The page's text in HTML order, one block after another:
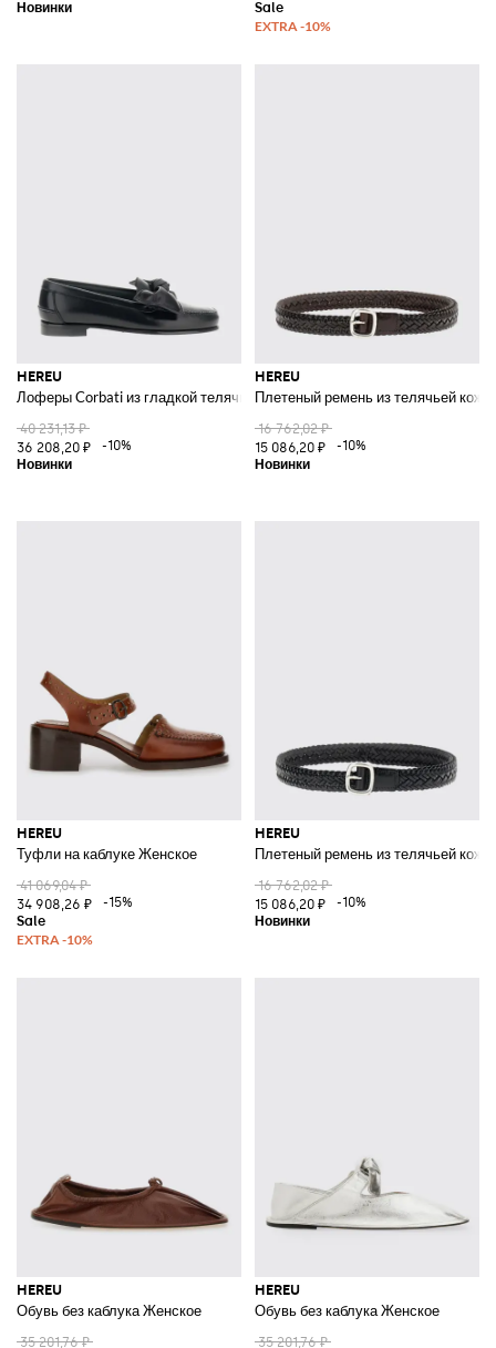
HEREU
Лоферы Corbati из гладкой телячьей кожи с бантом
40 231,13 ₽
36 208,20 ₽
-10%
HEREU
Плетеный ремень из телячьей кожи
16 762,02 ₽
15 086,20 ₽
-10%
HEREU
Туфли на каблуке Женское
41 069,04 ₽
34 908,26 ₽
-15%
HEREU
Плетеный ремень из телячьей кожи
16 762,02 ₽
15 086,20 ₽
-10%
HEREU
Обувь без каблука Женское
35 201,76 ₽
HEREU
Обувь без каблука Женское
35 201,76 ₽